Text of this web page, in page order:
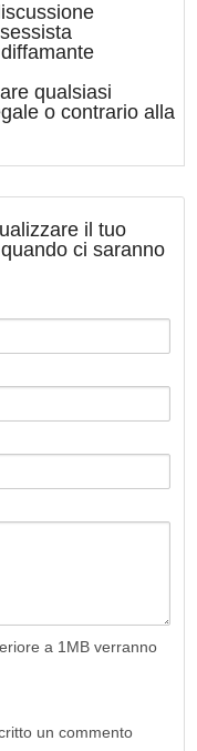
qualsiasi
o contrario alla
il tuo
ci saranno
a 1MB verranno
un commento